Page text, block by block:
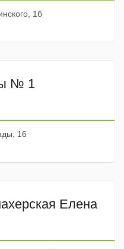
1б
№ 1
16
Елена